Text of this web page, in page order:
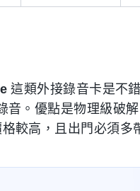
這類外接錄音卡是不
。優點是物理級破
較高，且出門必須多